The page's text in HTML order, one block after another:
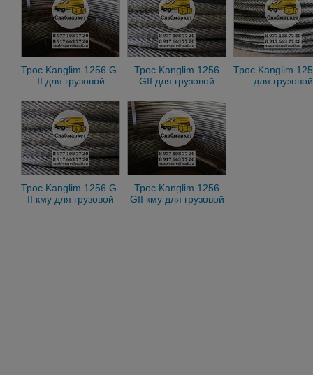
Трос Kanglim 1256 G-
II для грузовой
1256 g2
Трос Kanglim 1256
GII для грузовой
1256 g2
Трос Kanglim
для грузовой
Трос Kanglim 1256 G-
II кму для грузовой
Трос Kanglim 1256
GII кму для грузовой